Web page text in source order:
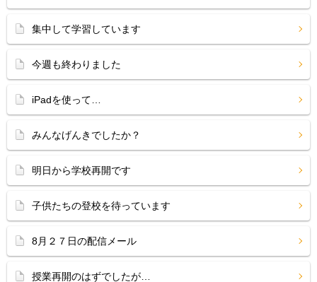
集中して学習しています
今週も終わりました
iPadを使って…
みんなげんきでしたか？
明日から学校再開です
子供たちの登校を待っています
8月２７日の配信メール
授業再開のはずでしたが…